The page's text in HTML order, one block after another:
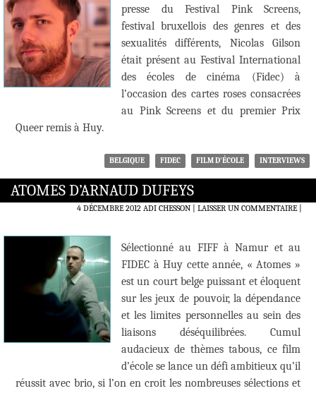
presse du Festival Pink Screens,
festival bruxellois des genres et des
sexualités différents, Nicolas Gilson
était présent au Festival International
des écoles de cinéma (Fidec) à
l’occasion des cartes roses consacrées
au Pink Screens et du premier Prix
Queer remis à Huy.
BELGIQUE FIDEC FILM D'ÉCOLE INTERVIEWS
ATOMES D’ARNAUD DUFEYS
4 DÉCEMBRE 2012 ADI CHESSON LAISSER UN COMMENTAIRE|
Sélectionné au FIFF à Namur et au
FIDEC à Huy cette année, « Atomes »
est un court belge puissant et éloquent
sur les jeux de pouvoir, la dépendance
et les limites personnelles au sein des
liaisons déséquilibrées. Cumul
audacieux de thèmes tabous, ce film
d’école se lance un défi ambitieux qu’il
réussit avec brio, si l’on en croit les nombreuses sélections et